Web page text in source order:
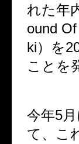
れた年
ound
ki）を
ことを
今年5
て、こ